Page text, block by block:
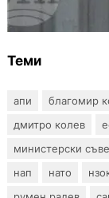
Теми
апи благомир
дмитро колев
министерски
нап
нато